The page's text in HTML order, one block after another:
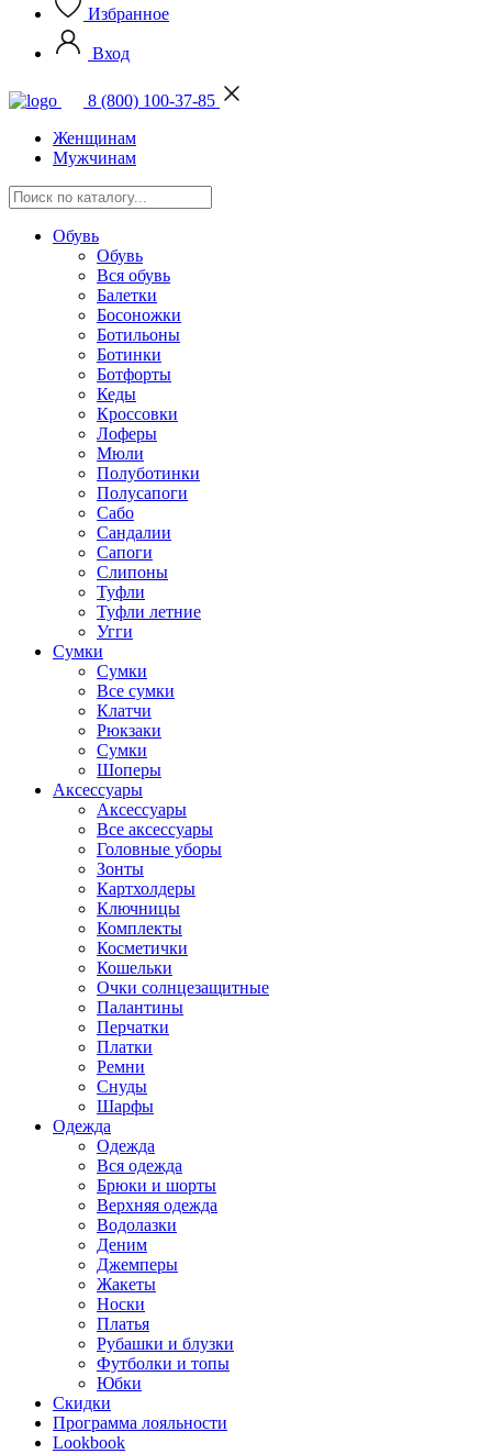
Избранное
Вход
8 (800) 100-37-85
Женщинам
Мужчинам
Обувь
Обувь
Вся обувь
Балетки
Босоножки
Ботильоны
Ботинки
Ботфорты
Кеды
Кроссовки
Лоферы
Мюли
Полуботинки
Полусапоги
Сабо
Сандалии
Сапоги
Слипоны
Туфли
Туфли летние
Угги
Сумки
Сумки
Все сумки
Клатчи
Рюкзаки
Сумки
Шоперы
Аксессуары
Аксессуары
Все аксессуары
Головные уборы
Зонты
Картхолдеры
Ключницы
Комплекты
Косметички
Кошельки
Очки солнцезащитные
Палантины
Перчатки
Платки
Ремни
Снуды
Шарфы
Одежда
Одежда
Вся одежда
Брюки и шорты
Верхняя одежда
Водолазки
Деним
Джемперы
Жакеты
Носки
Платья
Рубашки и блузки
Футболки и топы
Юбки
Скидки
Программа лояльности
Lookbook